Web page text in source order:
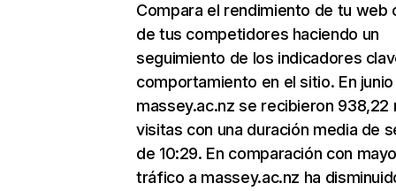
Compara el rendimiento de tu web
de tus competidores haciendo un
seguimiento de los indicadores
comportamiento en el sitio. En junio
massey.ac.nz se recibieron 938,22
visitas con una duración media de
de 10:29. En comparación con
tráfico a massey.ac.nz ha